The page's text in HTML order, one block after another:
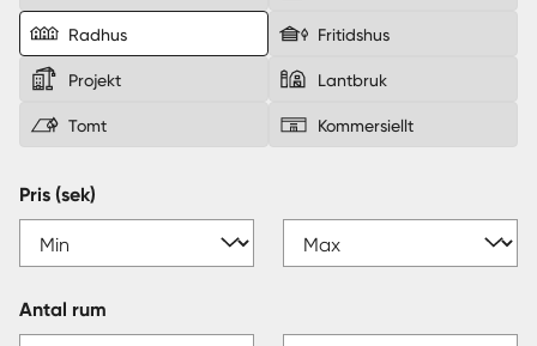
Radhus Fritidshus
Projekt Lantbruk
Tomt Kommersiellt
Pris (sek)
Antal rum